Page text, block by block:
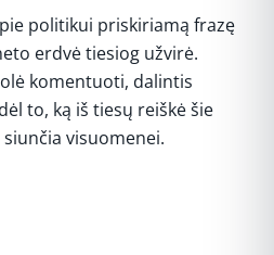
politikui priskiriamą frazę
erdvė tiesiog užvirė.
komentuoti, dalintis
to, ką iš tiesų reiškė šie
visuomenei.